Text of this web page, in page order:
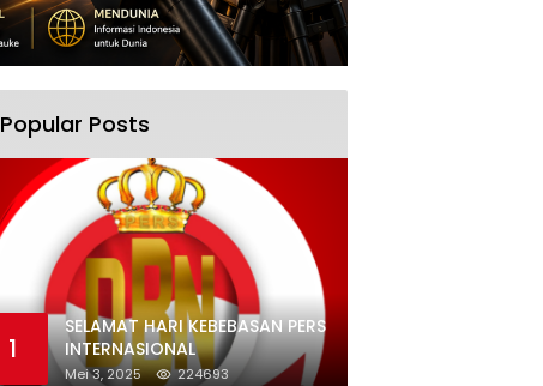
Popular Posts
1
SELAMAT HARI KEBEBASAN PERS
INTERNASIONAL
Mei 3, 2025 224693